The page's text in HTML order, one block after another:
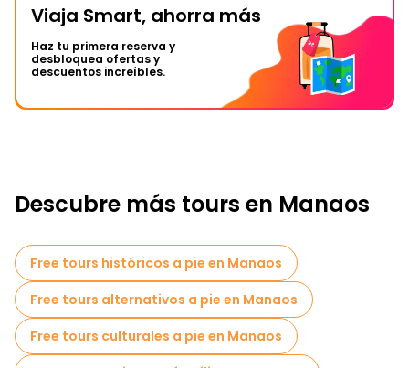
Viaja Smart, ahorra más
Haz tu primera reserva y
desbloquea ofertas y
descuentos increíbles.
Descubre más tours en Manaos
Free tours históricos a pie en Manaos
Free tours alternativos a pie en Manaos
Free tours culturales a pie en Manaos